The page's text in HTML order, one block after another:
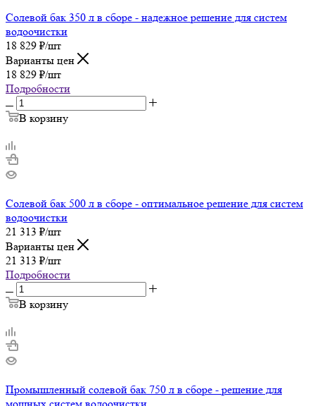
Солевой бак 350 л в сборе - надежное решение для систем
водоочистки
18 829 ₽/шт
Варианты цен
18 829 ₽/шт
Подробности
В корзину
Солевой бак 500 л в сборе - оптимальное решение для систем
водоочистки
21 313 ₽/шт
Варианты цен
21 313 ₽/шт
Подробности
В корзину
Промышленный солевой бак 750 л в сборе - решение для